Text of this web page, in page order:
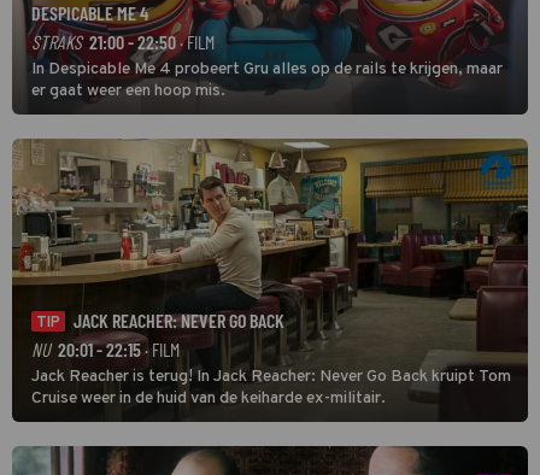
DESPICABLE ME 4
STRAKS 21:00 - 22:50· FILM
In Despicable Me 4 probeert Gru alles op de rails te krijgen, maar
er gaat weer een hoop mis.
TIP
JACK REACHER: NEVER GO BACK
NU 20:01 - 22:15· FILM
Jack Reacher is terug! In Jack Reacher: Never Go Back kruipt Tom
Cruise weer in de huid van de keiharde ex-militair.